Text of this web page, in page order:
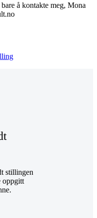
å kontakte meg, Mona
stillingen
oppgitt